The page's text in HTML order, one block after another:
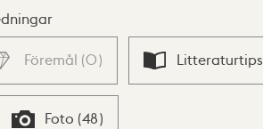
Föremål (0) Litteraturtips
Foto (48)